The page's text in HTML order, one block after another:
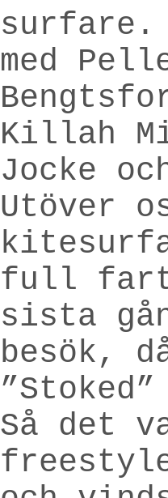
surfare.
med
Killah
Jocke
Utöver
full
sista
besök,
Så det